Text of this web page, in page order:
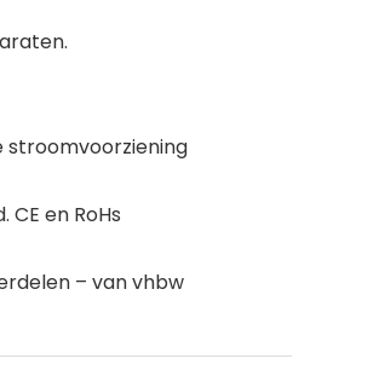
stroomvoorziening
en RoHs
– van vhbw